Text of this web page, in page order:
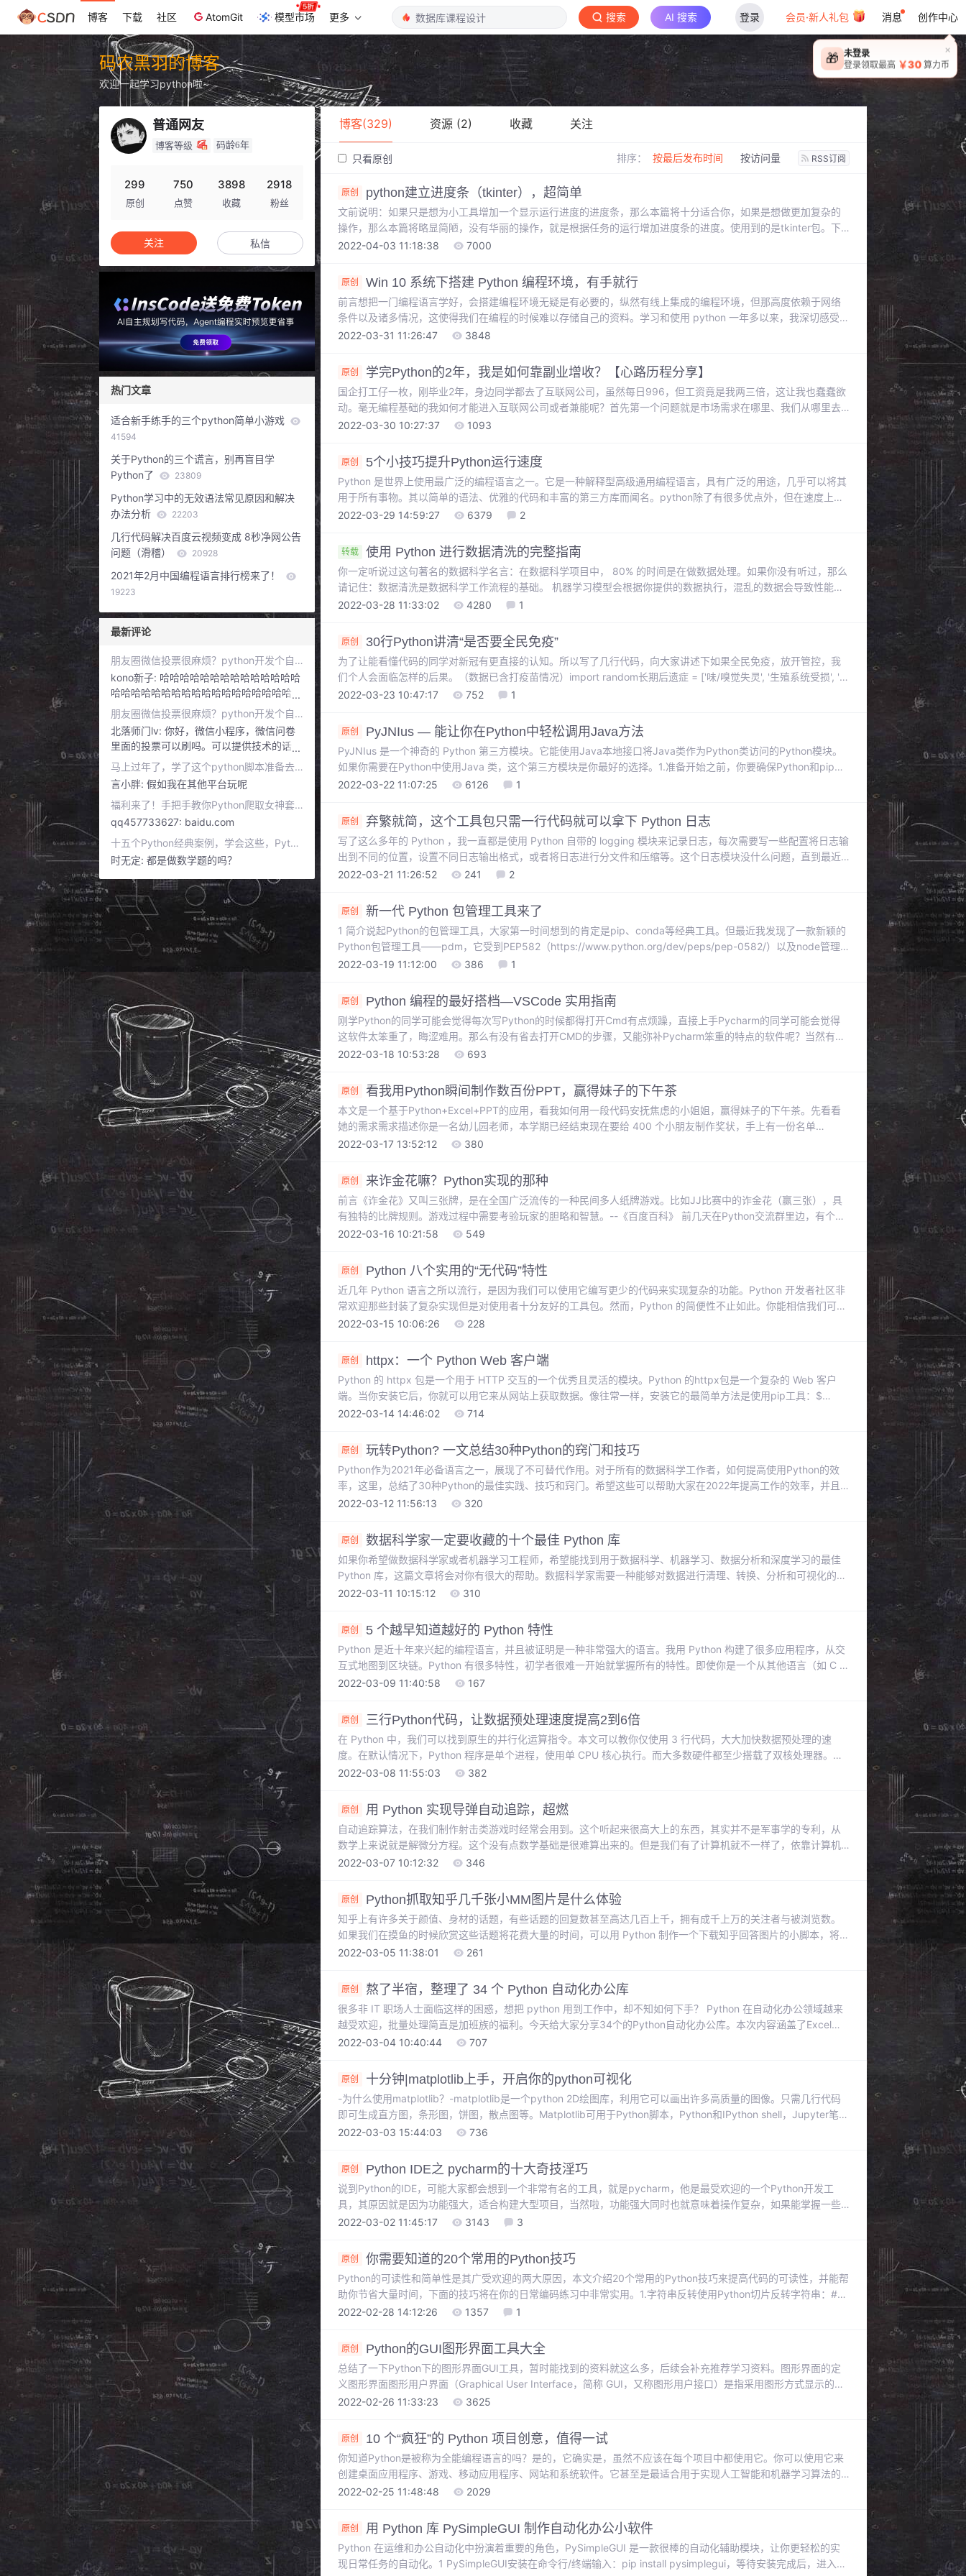
博客 下载 社区 AtomGit 模型市场 更多 搜索 AI 搜索 登录 会员·新人礼包 消息 创作中心
×
🎁 未登录
登录领取最高 ￥30 算力币
码农黑羽的博客
欢迎一起学习python啦~
博客(329) 资源 (2) 收藏 关注
只看原创 排序： 按最后发布时间 按访问量 RSS订阅
原创 python建立进度条（tkinter），超简单
文前说明：如果只是想为小工具增加一个显示运行进度的进度条，那么本篇将十分适合你，如果是想做更加复杂的
操作，那么本篇将略显简陋，没有华丽的操作，就是根据任务的运行增加进度条的进度。使用到的是tkinter包。下
面说正文：首先建立一个界面，其中tkinter是我用到的GUI包，time是为了接下来的演示，ttk是为了进度条。上图
的“prog
2022-04-03 11:18:38 7000
原创 Win 10 系统下搭建 Python 编程环境，有手就行
前言想把一门编程语言学好，会搭建编程环境无疑是有必要的，纵然有线上集成的编程环境，但那高度依赖于网络
条件以及诸多情况，这使得我们在编程的时候难以存储自己的资料。学习和使用 python 一年多以来，我深切感受到
了一个好的编程环境是多么地重要（主要是开发环境的配置和开发工具的选择）即使你是编程领域的入门者，也无
教你打造一个称手的 python 编程环境！ 为了让你更有兴趣地读下去，同时也是为了证
2022-03-31 11:26:47 3848
原创 学完Python的2年，我是如何靠副业增收？【心路历程分享】
国企打工仔一枚，刚毕业2年，身边同学都去了互联网公司，虽然每日996，但工资竟是我两三倍，这让我也蠢蠢欲
动。毫无编程基础的我如何才能进入互联网公司或者兼能呢？首先第一个问题就是市场需求在哪里、我们从哪里去
接单，有了需求之后我们该学习什么语言、如何安排学习计划？需求的问题我先咨询了圈内的同学，其中需求多入
玩每晚都学习两小时以上的Python，连续学习了接近半年的时间后，通过众包网站接到了
2022-03-30 10:27:37 1093
原创 5个小技巧提升Python运行速度
Python 是世界上使用最广泛的编程语言之一。它是一种解释型高级通用编程语言，具有广泛的用途，几乎可以将其
用于所有事物。其以简单的语法、优雅的代码和丰富的第三方库而闻名。python除了有很多优点外，但在速度上还
有一个非常大的缺点。虽然Python代码运行缓慢，但可以通过下面分享的5个小技巧提升Python运行速度！首先，
使用。def timeshow(func): fro
2022-03-29 14:59:27 6379 2
转载 使用 Python 进行数据清洗的完整指南
你一定听说过这句著名的数据科学名言：在数据科学项目中， 80% 的时间是在做数据处理。如果你没有听过，那么
请记住：数据清洗是数据科学工作流程的基础。 机器学习模型会根据你提供的数据执行，混乱的数据会导致性能下
降甚至错误的结果，而干净的数据是良好模型性能的先决条件。 当然干净的数据并不意味着一直都有好的性能，模
中将列出数据清洗中需要解决的问题并展示可能的解决方案，通过本文可以了解如何逐步进行数据
2022-03-28 11:33:02 4280 1
原创 30行Python讲清“是否要全民免疫”
为了让能看懂代码的同学对新冠有更直接的认知。所以写了几行代码，向大家讲述下如果全民免疫，放开管控，我
们个人会面临怎样的后果。（数据已含打疫苗情况）import random长期后遗症 = ['味/嗅觉失灵', '生殖系统受损', '大
脑受损', '肝肾衰竭','肺部纤化']后遗症概率 = 19 # 19%的非轻后遗症，资源来源于论文#按理说，得了新冠，会是这
2022-03-23 10:47:17 752 1
原创 PyJNIus — 能让你在Python中轻松调用Java方法
PyJNIus 是一个神奇的 Python 第三方模块。它能使用Java本地接口将Java类作为Python类访问的Python模块。
如果你需要在Python中使用Java 类，这个第三方模块是你最好的选择。1.准备开始之前，你要确保Python和pip已
经成功安装在电脑上请选择以下任一种方式输入命令安装依赖：1. Windows 环境 打开 Cmd (开始-运行-CMD)。2.
2022-03-22 11:07:25 6126 1
原创 弃繁就简，这个工具包只需一行代码就可以拿下 Python 日志
写了这么多年的 Python ，我一直都是使用 Python 自带的 logging 模块来记录日志，每次需要写一些配置将日志输
出到不同的位置，设置不同日志输出格式，或者将日志进行分文件和压缩等。这个日志模块没什么问题，直到最近
我无意中发现了一个神器，我才发觉原来记日志可以这么简单的！这个神器就是 loguru 。安装这个库的安装方式很
我们就可以
2022-03-21 11:26:52 241 2
原创 新一代 Python 包管理工具来了
1 简介说起Python的包管理工具，大家第一时间想到的肯定是pip、conda等经典工具。但最近我发现了一款新颖的
Python包管理工具——pdm，它受到PEP582（https://www.python.org/dev/peps/pep-0582/）以及node管理
库文件方式的启发，帮助我们以「本地项目库」的形式创建及管理不同的Python环境。2 使用pdm管理项目库环境
2022-03-19 11:12:00 386 1
原创 Python 编程的最好搭档—VSCode 实用指南
刚学Python的同学可能会觉得每次写Python的时候都得打开Cmd有点烦躁，直接上手Pycharm的同学可能会觉得
这软件太笨重了，晦涩难用。那么有没有省去打开CMD的步骤，又能弥补Pycharm笨重的特点的软件呢？当然有，
答案是VSCode.诞生于2015年的VSCode编辑器，现在可以说是目前最强的编辑器之一，在微软的背书下，比各位
的？答案是：简单，可扩展性强。编辑器，简单很重要。还记得我
2022-03-18 10:53:28 693
原创 看我用Python瞬间制作数百份PPT，赢得妹子的下午茶
本文是一个基于Python+Excel+PPT的应用，看我如何用一段代码安抚焦虑的小姐姐，赢得妹子的下午茶。先看看
她的需求需求描述你是一名幼儿园老师，本学期已经结束现在要给 400 个小朋友制作奖状，手上有一份名单
list.xlsx和 PPT 奖状模板temp.pptx：内容大致如下(为了不影响隐私部分数据为虚构)过程并不是很难，按照Excel
天，下面我来讲解如何利用Pyth...
2022-03-17 13:52:12 380
原创 来诈金花嘛？Python实现的那种
前言《诈金花》又叫三张牌，是在全国广泛流传的一种民间多人纸牌游戏。比如JJ比赛中的诈金花（赢三张），具
有独特的比牌规则。游戏过程中需要考验玩家的胆略和智慧。--《百度百科》 前几天在Python交流群里边，有个叫
【^-^】的粉丝分享了一道扑克牌诈金花的题目，要求用Python实现，题目如下：自己写一个程序，实现发牌、比大
牌：豹子：三张一样的牌，如3张6.顺金：又称同花顺，即3张同样花色
2022-03-16 10:21:58 549
原创 Python 八个实用的“无代码”特性
近几年 Python 语言之所以流行，是因为我们可以使用它编写更少的代码来实现复杂的功能。Python 开发者社区非
常欢迎那些封装了复杂实现但是对使用者十分友好的工具包。然而，Python 的简便性不止如此。你能相信我们可以
在不写任何代码的情况下使用 Python 吗？在接下来的文章中，我会介绍 8 个无需编写任何代码即可使用 Python
码来使用稍后介绍的功能，但
2022-03-15 10:06:26 228
原创 httpx：一个 Python Web 客户端
Python 的 httpx 包是一个用于 HTTP 交互的一个优秀且灵活的模块。Python 的httpx包是一个复杂的 Web 客户
端。当你安装它后，你就可以用它来从网站上获取数据。像往常一样，安装它的最简单方法是使用pip工具：$
python -m pip install httpx --user要使用它，把它导入到 Python 脚本中，然后使用.get函数从一个 web 地址获取
2022-03-14 14:46:02 714
原创 玩转Python? 一文总结30种Python的窍门和技巧
Python作为2021年必备语言之一，展现了不可替代作用。对于所有的数据科学工作者，如何提高使用Python的效
率，这里，总结了30种Python的最佳实践、技巧和窍门。希望这些可以帮助大家在2022年提高工作的效率，并且
在此过程中学习到一些有用的东西。1. 使用Python 3Python官方宣布：从2020年1月1日起，正式不支持Python
所需的最低Pyt
2022-03-12 11:56:13 320
原创 数据科学家一定要收藏的十个最佳 Python 库
如果你希望做数据科学家或者机器学习工程师，希望能找到用于数据科学、机器学习、数据分析和深度学习的最佳
Python 库，这篇文章将会对你有很大的帮助。数据科学家需要一种能够对数据进行清理、转换、分析和可视化的工
具，本文提到的这 10 款工具可以帮助你成为更优秀的数据科学家。对于刚开始从事数据科学和机器学习的人来说，
选择要做，每个选择都有自己的结果。当我开始我的机器学习和数据科学之旅时，我不得.
2022-03-11 10:15:12 310
原创 5 个越早知道越好的 Python 特性
Python 是近十年来兴起的编程语言，并且被证明是一种非常强大的语言。我用 Python 构建了很多应用程序，从交
互式地图到区块链。Python 有很多特性，初学者很难一开始就掌握所有的特性。即使你是一个从其他语言（如 C 或
MATLAB）转换过来的程序员，用更高抽象级别的 Python 编写代码绝对是另一种体验。回顾起来，有很多 Python
码很多人会将 lambda、map 和
2022-03-09 11:40:58 167
原创 三行Python代码，让数据预处理速度提高2到6倍
在 Python 中，我们可以找到原生的并行化运算指令。本文可以教你仅使用 3 行代码，大大加快数据预处理的速
度。在默认情况下，Python 程序是单个进程，使用单 CPU 核心执行。而大多数硬件都至少搭载了双核处理器。这
意味着如果没有进行优化，在数据预处理的时候会出现「一核有难九核围观」的情况——超过 50% 的算力都会被浪
的 concurrent.futures 模块，我
2022-03-08 11:55:03 382
原创 用 Python 实现导弹自动追踪，超燃
自动追踪算法，在我们制作射击类游戏时经常会用到。这个听起来很高大上的东西，其实并不是军事学的专利，从
数学上来说就是解微分方程。这个没有点数学基础是很难算出来的。但是我们有了计算机就不一样了，依靠计算机
极快速的运算速度，我们利用微分的思想，加上一点简单的三角学知识，就可以实现它。好，话不多说，我们来看
算法总的思想就是根据上图，把时间t分割成足够小的片段（比如1/1000，这个时间片越小
2022-03-07 10:12:32 346
原创 Python抓取知乎几千张小MM图片是什么体验
知乎上有许多关于颜值、身材的话题，有些话题的回复数甚至高达几百上千，拥有成千上万的关注者与被浏览数。
如果我们在摸鱼的时候欣赏这些话题将花费大量的时间，可以用 Python 制作一个下载知乎回答图片的小脚本，将图
片下载到本地。请求 URL 分析首先打开 F12 控制台面板，看到照片的 URL 都是
参数的 URL 请求。..
2022-03-05 11:38:01 261
原创 熬了半宿，整理了 34 个 Python 自动化办公库
很多非 IT 职场人士面临这样的困惑，想把 python 用到工作中，却不知如何下手？ Python 在自动化办公领域越来
越受欢迎，批量处理简直是加班族的福利。今天给大家分享34个的Python自动化办公库。本次内容涵盖了Excel、
Word、PPT、ODF、PDF、邮件、微信、文件处理等所有能在办公场景实现自动化的库，希望能够对大家有所帮
2022-03-04 10:40:44 707
原创 十分钟|matplotlib上手，开启你的python可视化
-为什么使用matplotlib？-matplotlib是一个python 2D绘图库，利用它可以画出许多高质量的图像。只需几行代码
即可生成直方图，条形图，饼图，散点图等。Matplotlib可用于Python脚本，Python和IPython shell，Jupyter笔记
本，Web应用程序服务器和四个图形用户界面工具包。希望本文能帮助大家了解如何将matplotlib用于自己的可视
2022-03-03 15:44:03 736
原创 Python IDE之 pycharm的十大奇技淫巧
说到Python的IDE，可能大家都会想到一个非常有名的工具，就是pycharm，他是最受欢迎的一个Python开发工
具，其原因就是因为功能强大，适合构建大型项目，当然啦，功能强大同时也就意味着操作复杂，如果能掌握一些
奇技淫巧的话，那就会达到一个事半功倍的效果。0 无法找到python解析器及安装需要的包首先从解析器入手，这
anaconda，因为anaconda对于科学计算方面是十分方便的，在
2022-03-02 11:45:17 3143 3
原创 你需要知道的20个常用的Python技巧
Python的可读性和简单性是其广受欢迎的两大原因，本文介绍20个常用的Python技巧来提高代码的可读性，并能帮
助你节省大量时间，下面的技巧将在你的日常编码练习中非常实用。1.字符串反转使用Python切片反转字符串：#
Reversing a string using slicingmy_string = "ABCDE"reversed_string = my_string[::-1]print(reversed_string)#
2022-02-28 14:12:26 1357 1
原创 Python的GUI图形界面工具大全
总结了一下Python下的图形界面GUI工具，暂时能找到的资料就这么多，后续会补充推荐学习资料。图形界面的定
义图形界面图形用户界面（Graphical User Interface，简称 GUI，又称图形用户接口）是指采用图形方式显示的计
算机操作用户界面。图形用户界面是一种人与计算机通信的界面显示格式，允许用户使用鼠标等输入设备操纵屏幕
点去的界面，点开计算器图标就跳出个计算器等。Python
2022-02-26 11:33:23 3625
原创 10 个“疯狂”的 Python 项目创意，值得一试
你知道Python是被称为全能编程语言的吗？是的，它确实是，虽然不应该在每个项目中都使用它。你可以使用它来
创建桌面应用程序、游戏、移动应用程序、网站和系统软件。它甚至是最适合用于实现人工智能和机器学习算法的
语言。因此，在过去的几周里，我为 Python 开发人员收集了一些独特的项目构想。这些项目构想很有可能会让你对
我们来一一看下。1. 使用语音命令创建软件 GUI..
2022-02-25 11:48:48 2029
原创 用 Python 库 PySimpleGUI 制作自动化办公小软件
Python 在运维和办公自动化中扮演着重要的角色，PySimpleGUI 是一款很棒的自动化辅助模块，让你更轻松的实
现日常任务的自动化。1 PySimpleGUI安装在命令行/终端输入：pip install pysimplegui，等待安装完成后，进入
普通网友
博客等级 码龄6年
299
原创
750
点赞
3898
收藏
2918
粉丝
关注 私信
热门文章
适合新手练手的三个python简单小游戏
41594
关于Python的三个谎言，别再盲目学
Python了
23809
Python学习中的无效语法常见原因和解决
办法分析
22203
几行代码解决百度云视频变成 8秒净网公告
问题（滑稽）
20928
2021年2月中国编程语言排行榜来了！
19223
最新评论
朋友圈微信投票很麻烦？python开发个自动化刷票脚本，再也不用头痛了！
kono新子: 哈哈哈哈哈哈哈哈哈哈哈哈哈哈
哈哈哈哈哈哈哈哈哈哈哈哈哈哈哈哈哈哈哈
哈哈再也没回复了
朋友圈微信投票很麻烦？python开发个自动化刷票脚本，再也不用头痛了！
北落师门lv: 你好，微信小程序，微信问卷
里面的投票可以刷吗。可以提供技术的话，
有偿[大哭]
马上过年了，学了这个python脚本准备去抢红包，希望能赚个几千块钱
言小胖: 假如我在其他平台玩呢
福利来了！手把手教你Python爬取女神套图
qq457733627: baidu.com
十五个Python经典案例，学会这些，Python基础已过关！
时无定: 都是做数学题的吗？